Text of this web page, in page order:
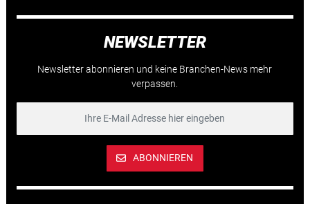
NEWSLETTER
Newsletter abonnieren und keine Branchen-News mehr
verpassen.
ABONNIEREN